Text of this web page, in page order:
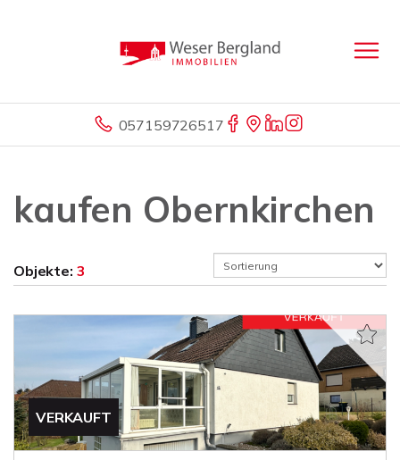
057159726517
kaufen Obernkirchen
Objekte: 3
VERKAUFT